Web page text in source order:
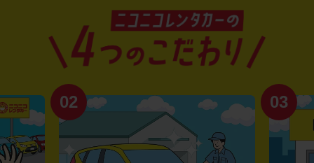
02 03